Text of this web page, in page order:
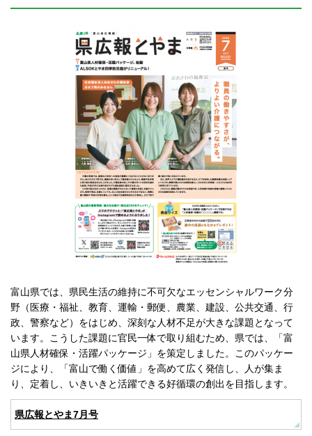
富山県では、県民生活の維持に不可欠なエッセンシャルワーク分
野（医療・福祉、教育、運輸・郵便、農業、建設、公共交通、行
政、警察など）をはじめ、深刻な人材不足が大きな課題となって
います。こうした課題に官民一体で取り組むため、県では、「富
山県人材確保・活躍パッケージ」を策定しました。このパッケー
ジにより、「富山で働く価値」を高めて広く発信し、人が集ま
り、定着し、いきいきと活躍できる好循環の創出を目指します。
県広報とやま7月号